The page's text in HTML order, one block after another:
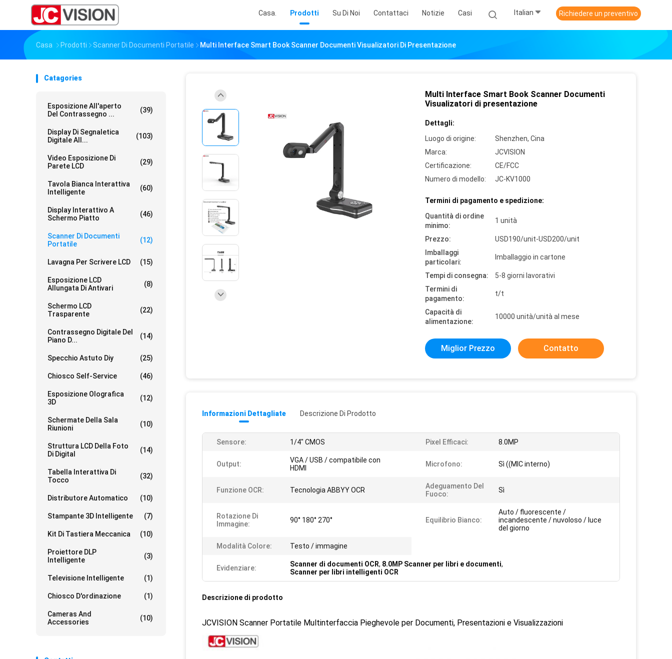
Casa. Prodotti Su Di Noi Contattaci Notizie Casi Italian Richiedere un preventivo
Casa Prodotti Scanner Di Documenti Portatile Multi Interface Smart Book Scanner Documenti Visualizatori Di Presentazione
Catagories
Esposizione All'aperto
Del Contrassegno ...
(39)
Display Di Segnaletica
Digitale All...
(103)
Video Esposizione Di
Parete LCD
(29)
Tavola Bianca Interattiva
Intelligente
(60)
Display Interattivo A
Schermo Piatto
(46)
Scanner Di Documenti
Portatile
(12)
Lavagna Per Scrivere LCD (15)
Esposizione LCD
Allungata Di Antivari
(8)
Schermo LCD
Trasparente
(22)
Contrassegno Digitale Del
Piano D...
(14)
Specchio Astuto Diy (25)
Chiosco Self-Service (46)
Esposizione Olografica
3D
(12)
Schermate Della Sala
Riunioni
(10)
Struttura LCD Della Foto
Di Digital
(14)
Tabella Interattiva Di
Tocco
(32)
Distributore Automatico (10)
Stampante 3D Intelligente (7)
Kit Di Tastiera Meccanica (10)
Proiettore DLP
Intelligente
(3)
Televisione Intelligente (1)
Chiosco D'ordinazione (1)
Cameras And
Accessories
(10)
Multi Interface Smart Book Scanner Documenti
Visualizatori di presentazione
Dettagli:
Luogo di origine:
Shenzhen, Cina
Marca:
JCVISION
Certificazione:
CE/FCC
Numero di modello:
JC-KV1000
Termini di pagamento e spedizione:
Quantità di ordine
minimo:
1 unità
Prezzo:
USD190/unit-USD200/unit
Imballaggi
particolari:
Imballaggio in cartone
Tempi di consegna:
5-8 giorni lavorativi
Termini di
pagamento:
t/t
Capacità di
alimentazione:
10000 unità/unità al mese
Miglior Prezzo Contatto
Informazioni Dettagliate Descrizione Di Prodotto
Sensore: 1/4" CMOS Pixel Efficaci: 8.0MP
Output:
VGA / USB / compatibile con
HDMI
Microfono: Sì ((MIC interno)
Funzione OCR: Tecnologia ABBYY OCR
Adeguamento Del
Fuoco:
Sì
Rotazione Di
Immagine:
90° 180° 270° Equilibrio Bianco:
Auto / fluorescente /
incandescente / nuvoloso / luce
del giorno
Modalità Colore: Testo / immagine
Evidenziare: Scanner di documenti OCR, 8.0MP Scanner per libri e documenti,
Scanner per libri intelligenti OCR
Descrizione di prodotto
JCVISION Scanner Portatile Multinterfaccia Pieghevole per Documenti, Presentazioni e Visualizzazioni